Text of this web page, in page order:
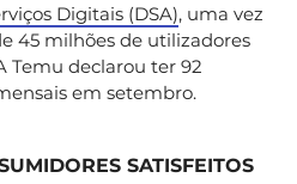
Digitais (DSA), uma vez
45 milhões de utilizadores
Temu declarou ter 92
em setembro.
SATISFEITOS